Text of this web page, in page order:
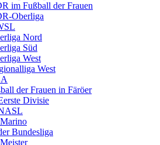
im Fußball der Frauen
Oberliga
Nord
Süd
West
West
der Frauen in Färöer
Divisie
Bundesliga